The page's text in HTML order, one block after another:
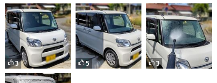
3 5 3